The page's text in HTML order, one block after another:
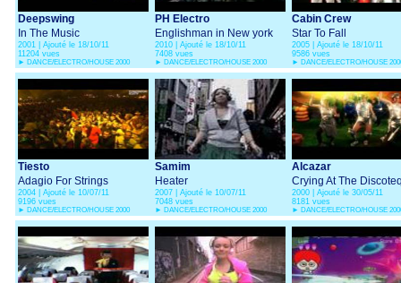
Deepswing
In The Music
2001 | Ajouté le 18/10/11
11204 vues
► DANCE/ELECTRO/HOUSE 2000
PH Electro
Englishman in New york
2010 | Ajouté le 18/10/11
7408 vues
► DANCE/ELECTRO/HOUSE 2000
Cabin Crew
Star To Fall
2005 | Ajouté le 18/10/11
9586 vues
► DANCE/ELECTRO/HOUSE
Tiesto
Adagio For Strings
2004 | Ajouté le 10/07/11
9196 vues
► DANCE/ELECTRO/HOUSE 2000
Samim
Heater
2007 | Ajouté le 10/07/11
7048 vues
► DANCE/ELECTRO/HOUSE 2000
Alcazar
Crying At The
2000 | Ajouté le 30/05/11
8181 vues
► DANCE/ELECTRO/HOUSE